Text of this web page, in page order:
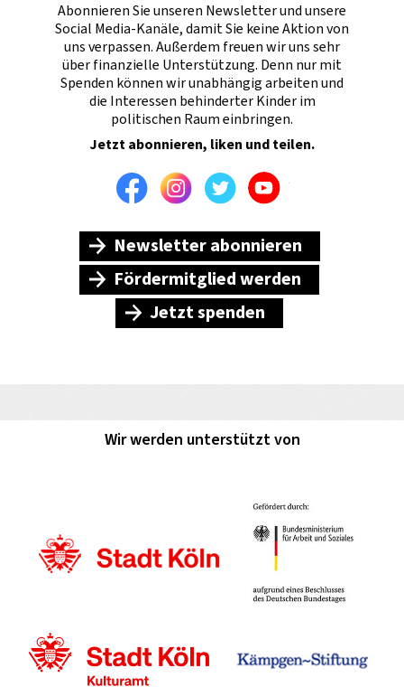
Abonnieren Sie unseren Newsletter und unsere
Social Media-Kanäle, damit Sie keine Aktion von
uns verpassen. Außerdem freuen wir uns sehr
über finanzielle Unterstützung. Denn nur mit
Spenden können wir unabhängig arbeiten und
die Interessen behinderter Kinder im
politischen Raum einbringen.
Jetzt abonnieren, liken und teilen.
FacebookInstagramTwitterYoutube
Newsletter abonnieren
Fördermitglied werden
Jetzt spenden
Wir werden unterstützt von